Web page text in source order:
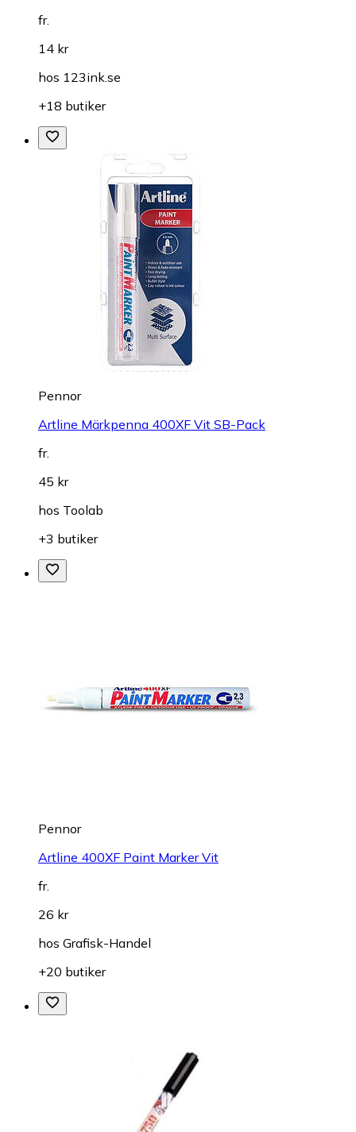
fr.
14 kr
hos 123ink.se
+18 butiker
Pennor
Artline Märkpenna 400XF Vit SB-Pack
fr.
45 kr
hos Toolab
+3 butiker
Pennor
Artline 400XF Paint Marker Vit
fr.
26 kr
hos Grafisk-Handel
+20 butiker